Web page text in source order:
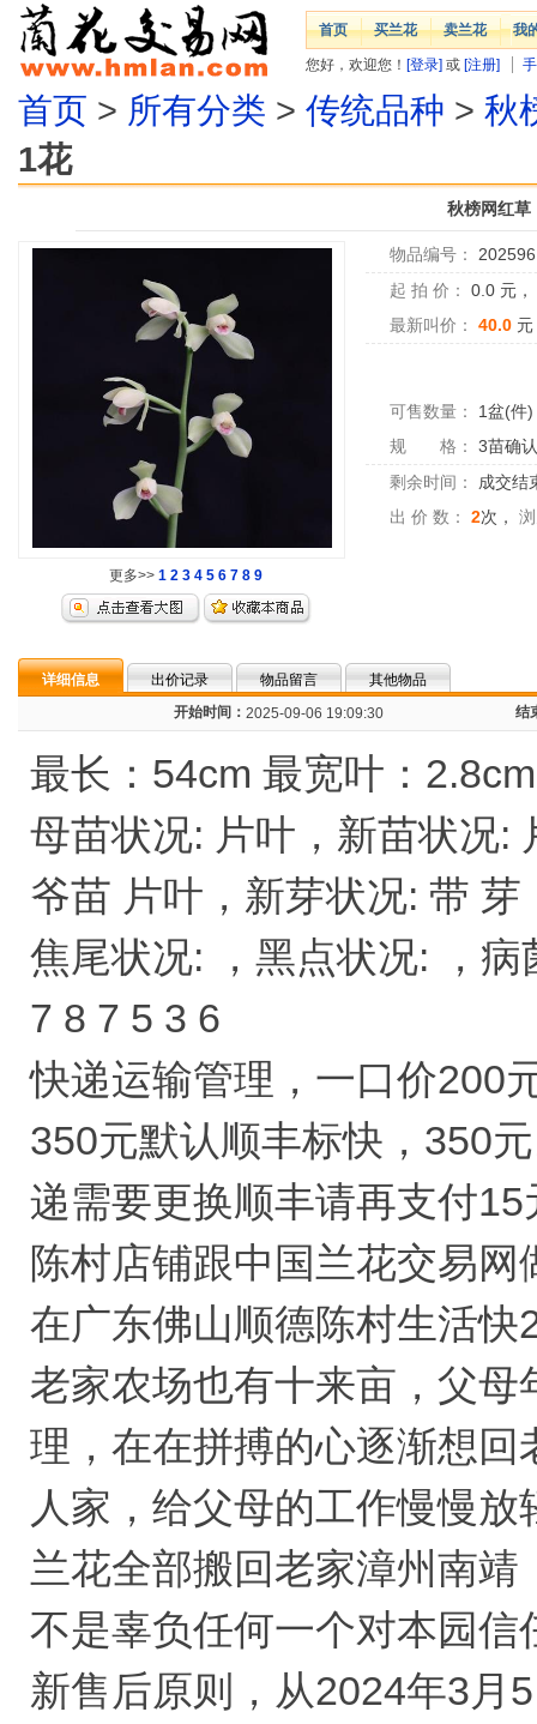
首页 买兰花 卖兰花 我
您好，欢迎您！ [登录] 或 [注册]
首页 > 所有分类 > 传统品种 > 秋
1花
秋榜网红草
更多>> 1 2 3 4 5 6 7 8 9
物品编号：
起 拍 价：
0.0 元，
最新叫价：
40.0 元
可售数量： 1盆(件)
规 格：
3苗确
剩余时间：
成交结
出 价 数：
2次，
详细信息 出价记录 物品留言
其他物品
开始时间： 2025-09-06 19:09:30 结
最长：54cm 最宽叶：
母苗状况: 片叶，新苗状况:
爷苗 片叶，新芽状况: 带 芽
焦尾状况: ，黑点状况: ，
7 8 7 5 3 6
快递运输管理，一口价200
350元默认顺丰标快，350
递需要更换顺丰请再支付15
陈村店铺跟中国兰花交易
在广东佛山顺德陈村生活
老家农场也有十来亩，父
理，在在拼搏的心逐渐想
人家，给父母的工作慢慢
兰花全部搬回老家漳州南
不是辜负任何一个对本园信
新售后原则，从2024年3月